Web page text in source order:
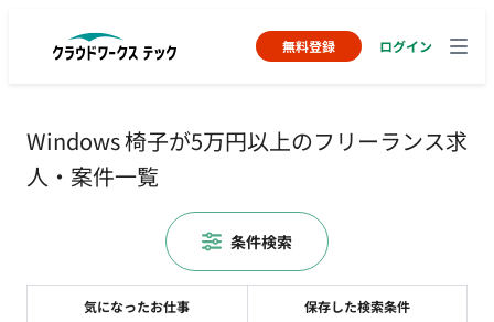
無料登録 ログイン
Windows 椅子が5万円以上のフリーランス求
人・案件一覧
気になったお仕事 保存した検索条件
条件検索